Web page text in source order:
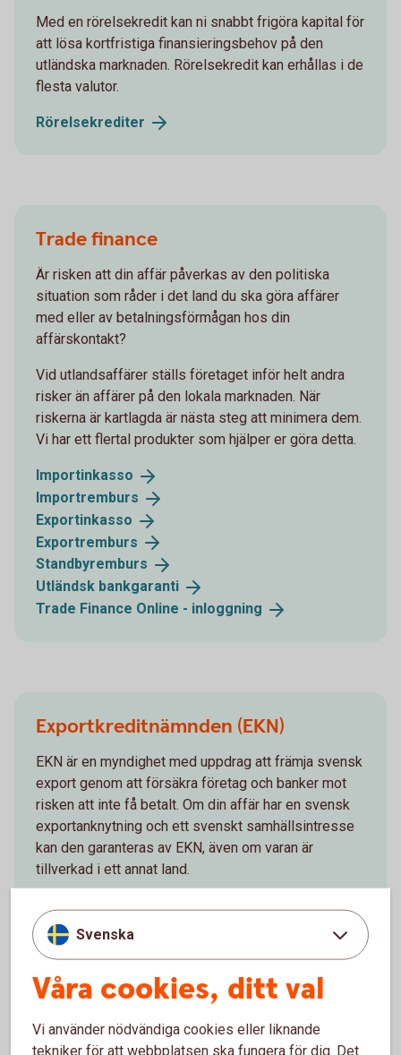
Med en rörelsekredit kan ni snabbt frigöra kapital för
att lösa kortfristiga finansieringsbehov på den
utländska marknaden. Rörelsekredit kan erhållas i de
flesta valutor.
Rörelsekrediter
Trade finance
Är risken att din affär påverkas av den politiska
situation som råder i det land du ska göra affärer
med eller av betalningsförmågan hos din
affärskontakt?
Vid utlandsaffärer ställs företaget inför helt andra
risker än affärer på den lokala marknaden. När
riskerna är kartlagda är nästa steg att minimera dem.
Vi har ett flertal produkter som hjälper er göra detta.
Importinkasso
Importremburs
Exportinkasso
Exportremburs
Standbyremburs
Utländsk bankgaranti
Trade Finance Online - inloggning
Exportkreditnämnden (EKN)
EKN är en myndighet med uppdrag att främja svensk
export genom att försäkra företag och banker mot
risken att inte få betalt. Om din affär har en svensk
exportanknytning och ett svenskt samhällsintresse
kan den garanteras av EKN, även om varan är
tillverkad i ett annat land.
EKN ochexportfinansiering
Valutahantering
Svenska
Våra cookies, ditt val
Vi använder nödvändiga cookies eller liknande
tekniker för att webbplatsen ska fungera för dig. Det